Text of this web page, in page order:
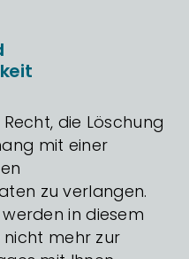
die Löschung
mit einer
zu verlangen.
in diesem
nicht mehr zur